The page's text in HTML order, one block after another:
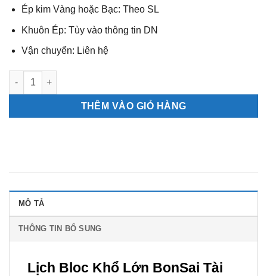
Ép kim Vàng hoặc Bạc: Theo SL
Khuôn Ép: Tùy vào thông tin DN
Vận chuyển: Liên hệ
Lịch Bloc Khổ Lớn BonSai Tài Lộc (HN-01) số lượng
THÊM VÀO GIỎ HÀNG
MÔ TẢ
THÔNG TIN BỔ SUNG
Lịch Bloc Khổ Lớn BonSai Tài